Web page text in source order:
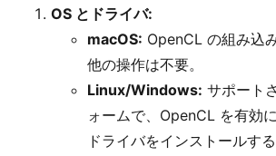
OS とドライバ:
macOS: OpenCL の組み込
他の操作は不要。
Linux/Windows: サポート
ォームで、OpenCL を有効
ドライバをインストールする